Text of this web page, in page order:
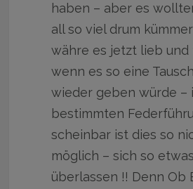
haben – aber es
all so viel drum
währe es jetzt lieb und
wenn es so eine
wieder geben würde –
bestimmten
scheinbar ist dies so
möglich – sich so
überlassen !! Denn Ob